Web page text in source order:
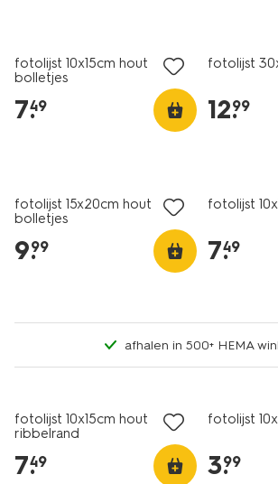
fotolijst 10x15cm hout
bolletjes
7.
49
fotolijst
12.
99
fotolijst 15x20cm hout
bolletjes
9.
99
fotolijst
7.
49
afhalen in 500+ HEMA
fotolijst 10x15cm hout
ribbelrand
7.
49
fotolijst
3.
99